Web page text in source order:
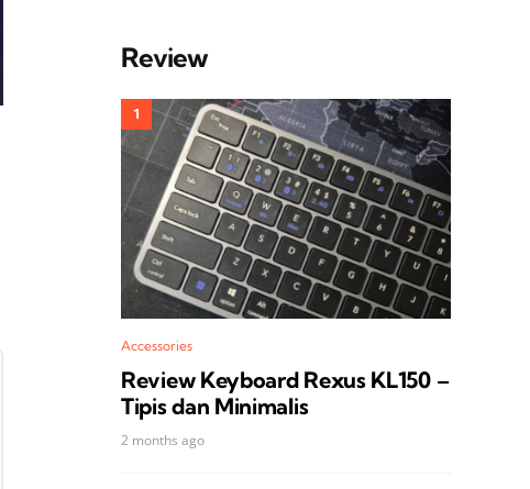
Review
Accessories
Review Keyboard Rexus KL150 –
Tipis dan Minimalis
2 months ago